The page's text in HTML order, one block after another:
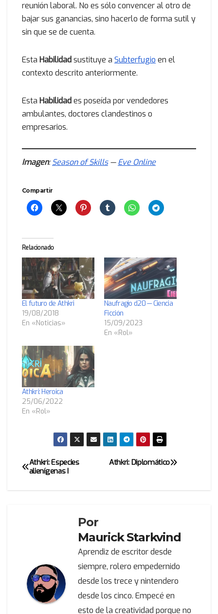
reunión laboral. No es sólo convencer al otro de
bajar sus ganancias, sino hacerlo de forma sutil y
sin que se de cuenta.
Esta Habilidad sustituye a Subterfugio en el
contexto descrito anteriormente.
Esta Habilidad es poseída por vendedores
ambulantes, doctores clandestinos o
empresarios.
Imagen:Season of Skills—Eve Online
Compartir
Relacionado
El futuro de Athkri
19/08/2018
En «Noticias»
Naufragio d20 — Ciencia
Ficción
15/09/2023
En «Rol»
Athkri: Heroica
25/06/2022
En «Rol»
NavegaciónAthkri: Diplomático
Athkri: Especies
alienígenas I
Por
Maurick Starkvind
Aprendiz de escritor desde
siempre, rolero empedernido
desde los trece y nintendero
desde los cinco. Empecé en
esto de la creatividad porque no